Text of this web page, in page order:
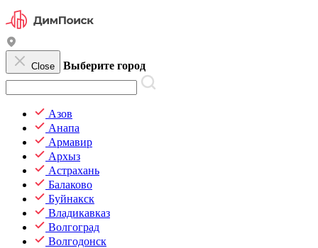
Close Выберите город
Азов
Анапа
Армавир
Архыз
Астрахань
Балаково
Буйнакск
Владикавказ
Волгоград
Волгодонск